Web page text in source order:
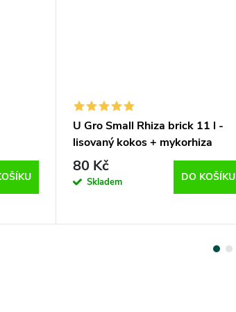
U Gro Small Rhiza brick 11 l -
lisovaný kokos + mykorhiza
80 Kč
Skladem DO KOŠÍKU